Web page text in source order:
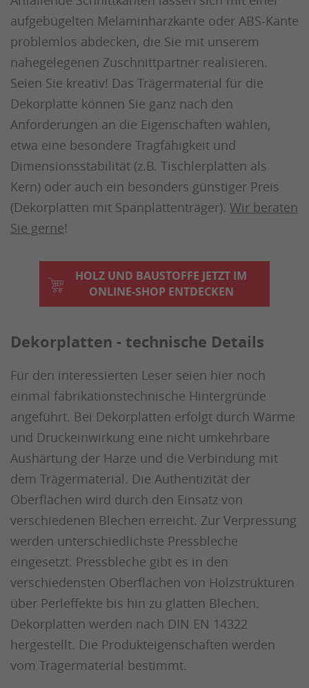
aufgebügelten Melaminharzkante oder ABS-Kante
problemlos abdecken, die Sie mit unserem
nahegelegenen Zuschnittpartner realisieren.
Seien Sie kreativ! Das Trägermaterial für die
Dekorplatte können Sie ganz nach den
Anforderungen an die Eigenschaften wählen,
etwa eine besondere Tragfähigkeit und
Dimensionsstabilität (z.B. Tischlerplatten als
Kern) oder auch ein besonders günstiger Preis
(Dekorplatten mit Spanplattenträger). Wir beraten
Sie gerne!
HOLZ UND BAUSTOFFE JETZT IM
ONLINE-SHOP ENTDECKEN
Dekorplatten - technische Details
Für den interessierten Leser seien hier noch
einmal fabrikationstechnische Hintergründe
angeführt. Bei Dekorplatten erfolgt durch Wärme
und Druckeinwirkung eine nicht umkehrbare
Aushärtung der Harze und die Verbindung mit
dem Trägermaterial. Die Authentizität der
Oberflächen wird durch den Einsatz von
verschiedenen Blechen erreicht. Zur Verpressung
werden unterschiedlichste Pressbleche
eingesetzt. Pressbleche gibt es in den
verschiedensten Oberflächen von Holzstrukturen
über Perleffekte bis hin zu glatten Blechen.
Dekorplatten werden nach DIN EN 14322
hergestellt. Die Produkteigenschaften werden
vom Trägermaterial bestimmt.